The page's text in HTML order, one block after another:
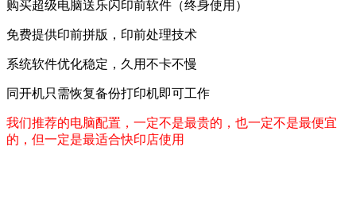
购买超级电脑送乐闪印前软件（终身使用）
免费提供印前拼版，印前处理技术
系统软件优化稳定，久用不卡不慢
同开机只需恢复备份打印机即可工作
我们推荐的电脑配置，一定不是最贵的，也一定不是最便宜
的，但一定是最适合快印店使用